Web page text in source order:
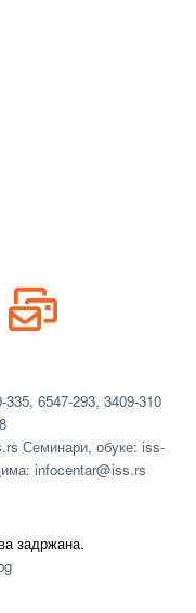
335, 6547-293, 3409-310
Семинари, обуке: iss-
infocentar@iss.rs
задржана.